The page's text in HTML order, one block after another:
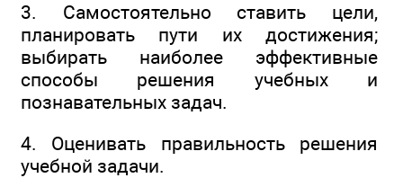
3. Самостоятельно ставить цели,
планировать пути их достижения;
выбирать наиболее эффективные
способы решения учебных и
познавательных задач.
4. Оценивать правильность решения
учебной задачи.